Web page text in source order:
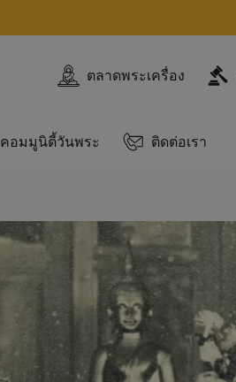
ตลาดพระเครื่อง
คอมมูนิตี้วันพระ ติดต่อเรา